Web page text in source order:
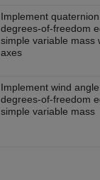
Implement
degrees-of-freedom
simple variable mass
axes
Implement wind
degrees-of-freedom
simple variable mass